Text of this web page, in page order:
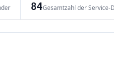
84Gesamtzahl der Service-